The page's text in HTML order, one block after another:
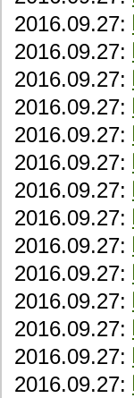
2016.09.27:
2016.09.27:
2016.09.27:
2016.09.27:
2016.09.27:
2016.09.27:
2016.09.27:
2016.09.27:
2016.09.27:
2016.09.27:
2016.09.27:
2016.09.27:
2016.09.27:
2016.09.27: